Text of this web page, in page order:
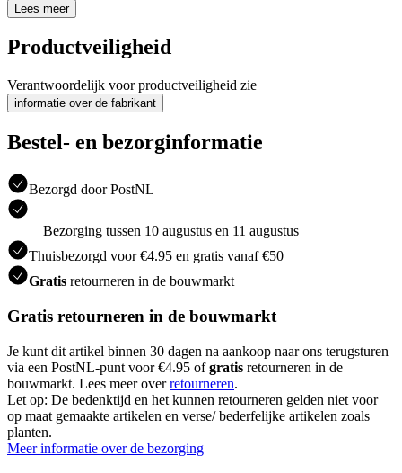
Lees meer
Productveiligheid
Verantwoordelijk voor productveiligheid zie
informatie over de fabrikant
Bestel- en bezorginformatie
Bezorgd door PostNL
Bezorging tussen 10 augustus en 11 augustus
Thuisbezorgd voor €4.95 en gratis vanaf €50
Gratis retourneren in de bouwmarkt
Gratis retourneren in de bouwmarkt
Je kunt dit artikel binnen 30 dagen na aankoop naar ons terugsturen
via een PostNL-punt voor €4.95 ofgratis retourneren in de
bouwmarkt. Lees meer overretourneren.
Let op: De bedenktijd en het kunnen retourneren gelden niet voor
op maat gemaakte artikelen en verse/ bederfelijke artikelen zoals
planten.
Meer informatie over de bezorging